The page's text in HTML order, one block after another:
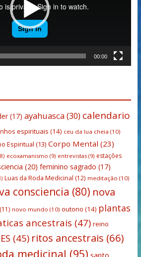
00:00
(17) ayahuasca(30) calendario
espirituais (14) ceu da lua cheia (10)
Espiritual (13) Corpo Mental (23)
ecoxamanismo (9) entrevistas(9) estações
(20) feminino sagrado (17)
Luas da Roda Medicinal (12) meditação (10)
consciencia (80) nova
(11) novo mundo (10) outono (14) plantas
ancestrais (47) reino
(45) ritos ancestrais (66)
medicinal (95)